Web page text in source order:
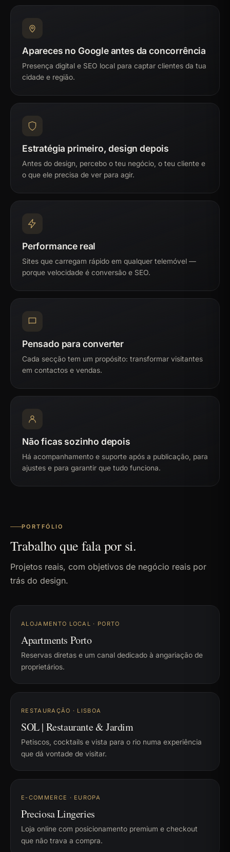
Apareces no Google antes da concorrência
Presença digital e SEO local para captar clientes da tua
cidade e região.
Estratégia primeiro, design depois
Antes do design, percebo o teu negócio, o teu cliente e
o que ele precisa de ver para agir.
Performance real
Sites que carregam rápido em qualquer telemóvel —
porque velocidade é conversão e SEO.
Pensado para converter
Cada secção tem um propósito: transformar visitantes
em contactos e vendas.
Não ficas sozinho depois
Há acompanhamento e suporte após a publicação, para
ajustes e para garantir que tudo funciona.
PORTFÓLIO
Trabalho que fala por si.
Projetos reais, com objetivos de negócio reais por
trás do design.
ALOJAMENTO LOCAL · PORTO
Apartments Porto
Reservas diretas e um canal dedicado à angariação de
proprietários.
RESTAURAÇÃO · LISBOA
SOL | Restaurante & Jardim
Petiscos, cocktails e vista para o rio numa experiência
que dá vontade de visitar.
E-COMMERCE · EUROPA
Preciosa Lingeries
Loja online com posicionamento premium e checkout
que não trava a compra.